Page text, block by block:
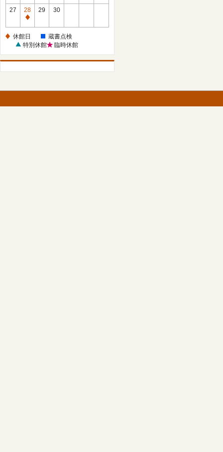
27
28
休
日
29 30
休館日
蔵書点検
特別休館
臨時休館